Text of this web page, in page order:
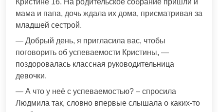
Кристине 16. На родительское собрание пришли и
мама и папа, дочь ждала их дома, присматривая за
младшей сестрой.
— Добрый день, я пригласила вас, чтобы
поговорить об успеваемости Кристины, —
поздоровалась классная руководительница
девочки.
— А что у неё с успеваемостью? – спросила
Людмила так, словно впервые слышала о каких-то